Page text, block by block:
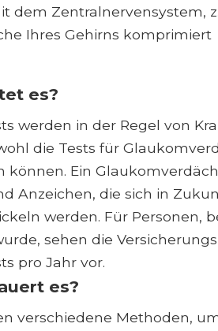
dem Zentralnervensystem,
Ihres Gehirns komprimiert
es?
werden in der Regel von
die Tests für
können. Ein
Anzeichen, die sich in
werden. Für Personen,
sehen die
pro Jahr vor.
es?
verschiedene Methoden,